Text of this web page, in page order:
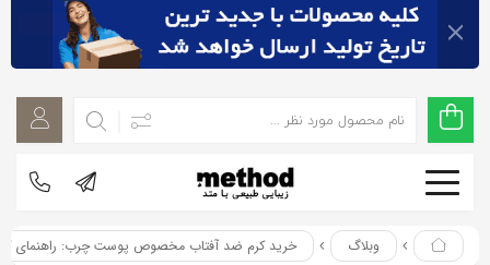
اشتراک
با
از
زیر
وبلاگ خرید کرم ضد آفتاب مخصوص پوست چرب: راهنمای کامل
اشتراک
گذاری
با
از